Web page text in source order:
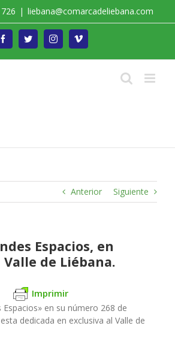
| liebana@comarcadeliebana.com
FacebookTwitterInstagramVimeo
Anterior Siguiente
Espacios, en
de Liébana.
Imprimir
Espacios» en su número 268 de
dedicada en exclusiva al Valle de